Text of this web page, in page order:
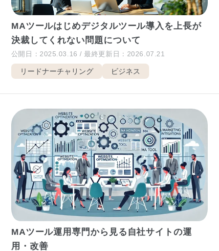
MAツールはじめデジタルツール導入を上長が
決裁してくれない問題について
公開日：2025.03.16 / 最終更新日：2026.07.21
リードナーチャリング ビジネス
MAツール運用専門から見る自社サイトの運
用・改善